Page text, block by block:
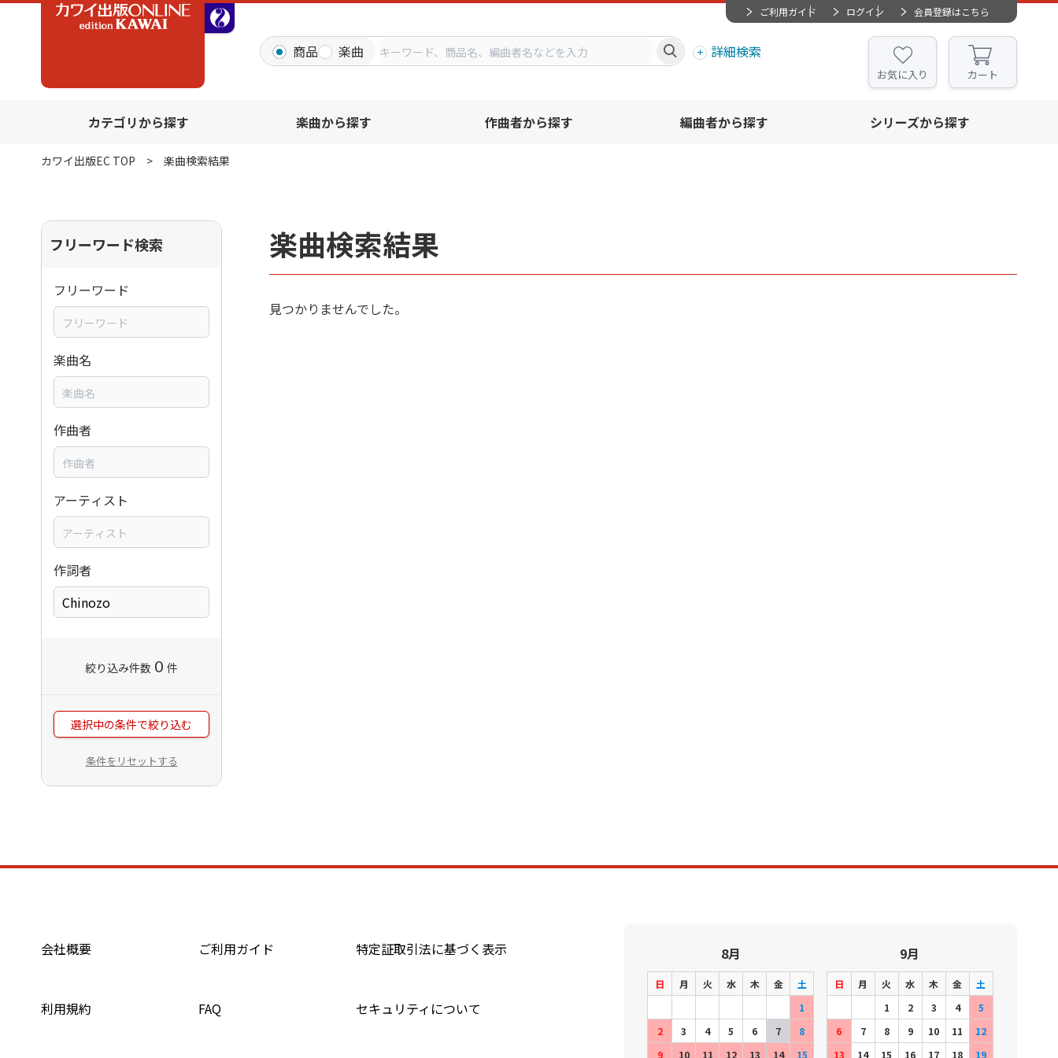
ご利用ガイド ログイン 会員登録はこちら
商品 楽曲 詳細検索
お気に入り カート
カテゴリから探す 楽曲から探す 作曲者から探す 編曲者から探す シリーズから探す
カワイ出版EC TOP 楽曲検索結果
楽曲検索結果
見つかりませんでした。
フリーワード検索
フリーワード
楽曲名
作曲者
アーティスト
作詞者
絞り込み件数 0 件
選択中の条件で絞り込む
条件をリセットする
会社概要 ご利用ガイド 特定証取引法に基づく表示
利用規約 FAQ セキュリティについて
8月
日 月 火 水 木 金
土
1
2
3 4 5 6 7
8
9
10 11 12 13 14 15
9月
日 月 火 水 木 金
土
1
2 3 4
5
6
7 8 9 10 11
12
13
14 15 16 17 18 19